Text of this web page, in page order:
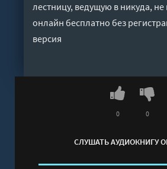
лестницу, ведущую в никуда,
онлайн бесплатно без
версия
СЛУШАТЬ АУДИОКНИГУ
0 0